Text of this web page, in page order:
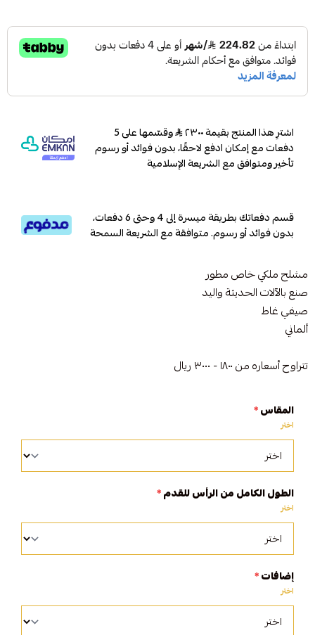
اشترِ هذا المنتج بقيمة ٢٣٠٠
وقسّمها على 5
دفعات مع إمكان ادفع لاحقًا، بدون فوائد أو رسوم
تأخير ومتوافق مع الشريعة الإسلامية
قسم دفعاتك بطريقة ميسرة إلى 4 وحتى 6 دفعات،
بدون فوائد أو رسوم. متوافقة مع الشريعة السمحة
مشلح ملكي خاص مطور
صنع بالآلات الحديثة واليد
صيفي غاط
ألماني
تتراوح أسعاره من ١٨٠٠ - ٣٠٠٠ ريال
المقاس*
اختر
الطول الكامل من الرأس للقدم*
اختر
إضافات*
اختر